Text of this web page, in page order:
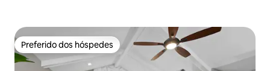
Preferido dos hóspedes
Preferido dos hóspedes